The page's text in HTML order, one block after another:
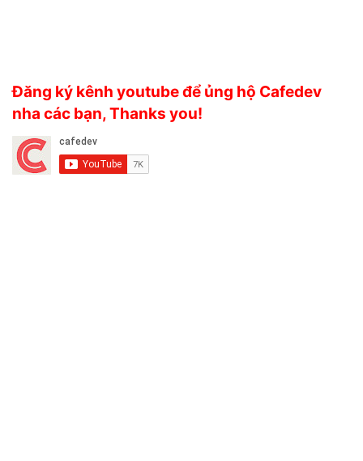
Đăng ký kênh youtube để ủng hộ Cafedev
nha các bạn, Thanks you!